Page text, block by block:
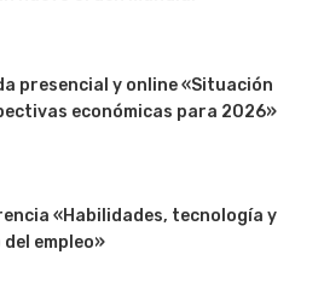
presencial y online «Situación
económicas para 2026»
«Habilidades, tecnología y
empleo»